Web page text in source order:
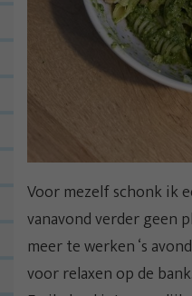
Voor mezelf schonk ik
vanavond verder geen
meer te werken ‘s
voor relaxen op de